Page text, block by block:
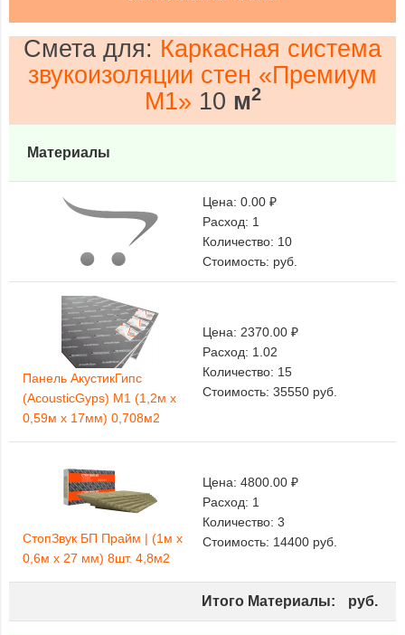
Смета для: Каркасная система
звукоизоляции стен «Премиум
М1» 10 м2
Материалы
Цена: 0.00 ₽
Расход: 1
Количество: 10
Стоимость: руб.
Панель АкустикГипс
(AcousticGyps) M1 (1,2м x
0,59м x 17мм) 0,708м2
Цена: 2370.00 ₽
Расход: 1.02
Количество: 15
Стоимость: 35550 руб.
СтопЗвук БП Прайм | (1м х
0,6м х 27 мм) 8шт. 4,8м2
Цена: 4800.00 ₽
Расход: 1
Количество: 3
Стоимость: 14400 руб.
Итого Материалы: руб.